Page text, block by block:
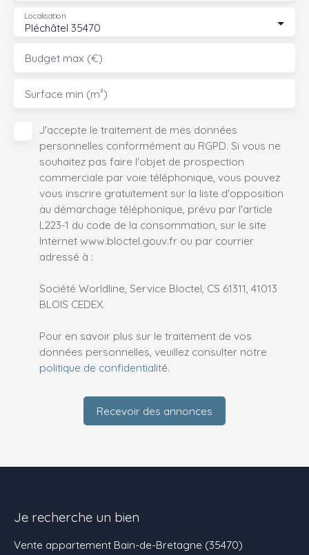
Pléchâtel 35470
Localisation
Budget max (€)
Surface min (m²)
J'accepte le traitement de mes données
personnelles conformément au RGPD. Si vous ne
souhaitez pas faire l'objet de prospection
commerciale par voie téléphonique, vous pouvez
vous inscrire gratuitement sur la liste d'opposition
au démarchage téléphonique, prévu par l'article
L223-1 du code de la consommation, sur le site
Internet www.bloctel.gouv.fr ou par courrier
adressé à :
Société Worldline, Service Bloctel, CS 61311, 41013
BLOIS CEDEX.
Pour en savoir plus sur le traitement de vos
données personnelles, veuillez consulter notre
politique de confidentialité.
Recevoir des annonces
Je recherche un bien
Vente appartement Bain-de-Bretagne (35470)